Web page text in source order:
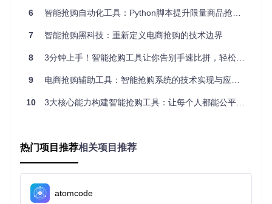
动态扩缩容：根据商品热度自动调整监控节点数量
结果一致性校验：采用多数表决机制处理节点间数据差异
实测数据显示，分布式架构可使库存监控频率提升至
100次/
，较单节点方案响应速度提升8-12倍。
反爬虫机制应对策略
反爬措施
应对策略
度
IP封禁 动态代理池 + IP信誉度评估
滑动验证码 轨迹生成算法 + 行为特征模拟
请求频率限
自适应限流算法 + 时间窗口控
6 智能抢购自动化工具：Python脚本提升限量商品抢购成功率全指南
7 智能抢购黑科技：重新定义电商抢购的技术边界
8 3分钟上手！智能抢购工具让你告别手速比拼，轻松抢到心仪商品
9 电商抢购辅助工具：智能抢购系统的技术实现与应用指南
10 3大核心能力构建智能抢购工具：让每个人都能公平获取稀缺商品
热门项目推荐相关项目推荐
atomcode